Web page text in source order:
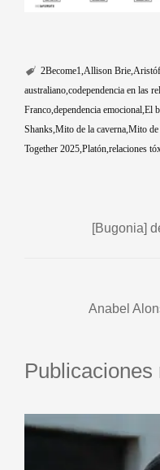
2Become1 Allison Brie
australiano codependencia en las
Franco dependencia emocional El
Shanks Mito de la caverna Mito de
Together 2025 Platón relaciones
[Bugonia]
Anabel